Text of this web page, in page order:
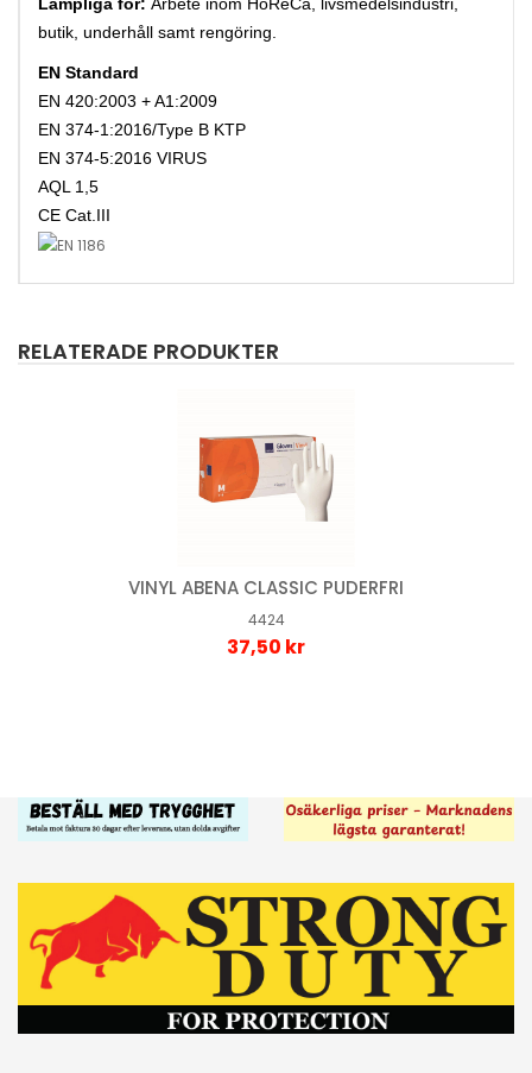
butik, underhåll samt rengöring.
EN Standard
EN 420:2003 + A1:2009
EN 374-1:2016/Type B KTP
EN 374-5:2016 VIRUS
AQL 1,5
CE Cat.III
RELATERADE PRODUKTER
VINYL ABENA CLASSIC PUDERFRI
4424
37,50 kr